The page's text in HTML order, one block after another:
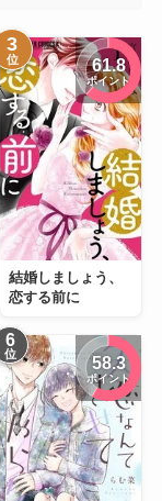
3
位 61.8
ポイント
結婚しましょう、
恋する前に
6
位 58.3
ポイント